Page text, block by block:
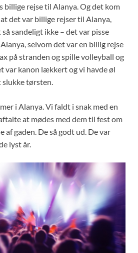
billige rejse til Alanya. Og det kom
det var billige rejser til Alanya,
sandeligt ikke – det var pisse
selvom det var en billig rejse
på stranden og spille volleyball og
var kanon lækkert og vi havde øl
tørsten.
i Alanya. Vi faldt i snak med en
at mødes med dem til fest om
af gaden. De så godt ud. De var
lyst år.